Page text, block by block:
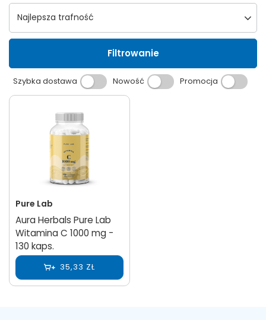
Wybierz sortowanie
Najlepsza trafność
Filtrowanie
Szybka dostawa Nowość Promocja
Pure Lab
Aura Herbals Pure Lab
Witamina C 1000 mg -
130 kaps.
35,33 ZŁ